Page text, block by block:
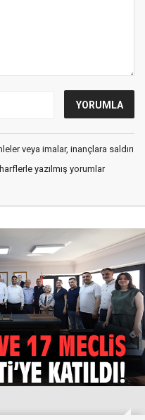
veya imalar, inançlara saldırı
yazılmış yorumlar